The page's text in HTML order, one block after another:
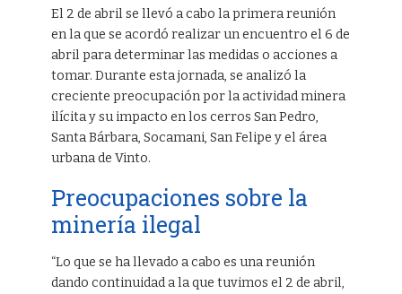
El 2 de abril se llevó a cabo la primera reunión
en la que se acordó realizar un encuentro el 6 de
abril para determinar las medidas o acciones a
tomar. Durante esta jornada, se analizó la
creciente preocupación por la actividad minera
ilícita y su impacto en los cerros San Pedro,
Santa Bárbara, Socamani, San Felipe y el área
urbana de Vinto.
Preocupaciones sobre la
minería ilegal
“Lo que se ha llevado a cabo es una reunión
dando continuidad a la que tuvimos el 2 de abril,